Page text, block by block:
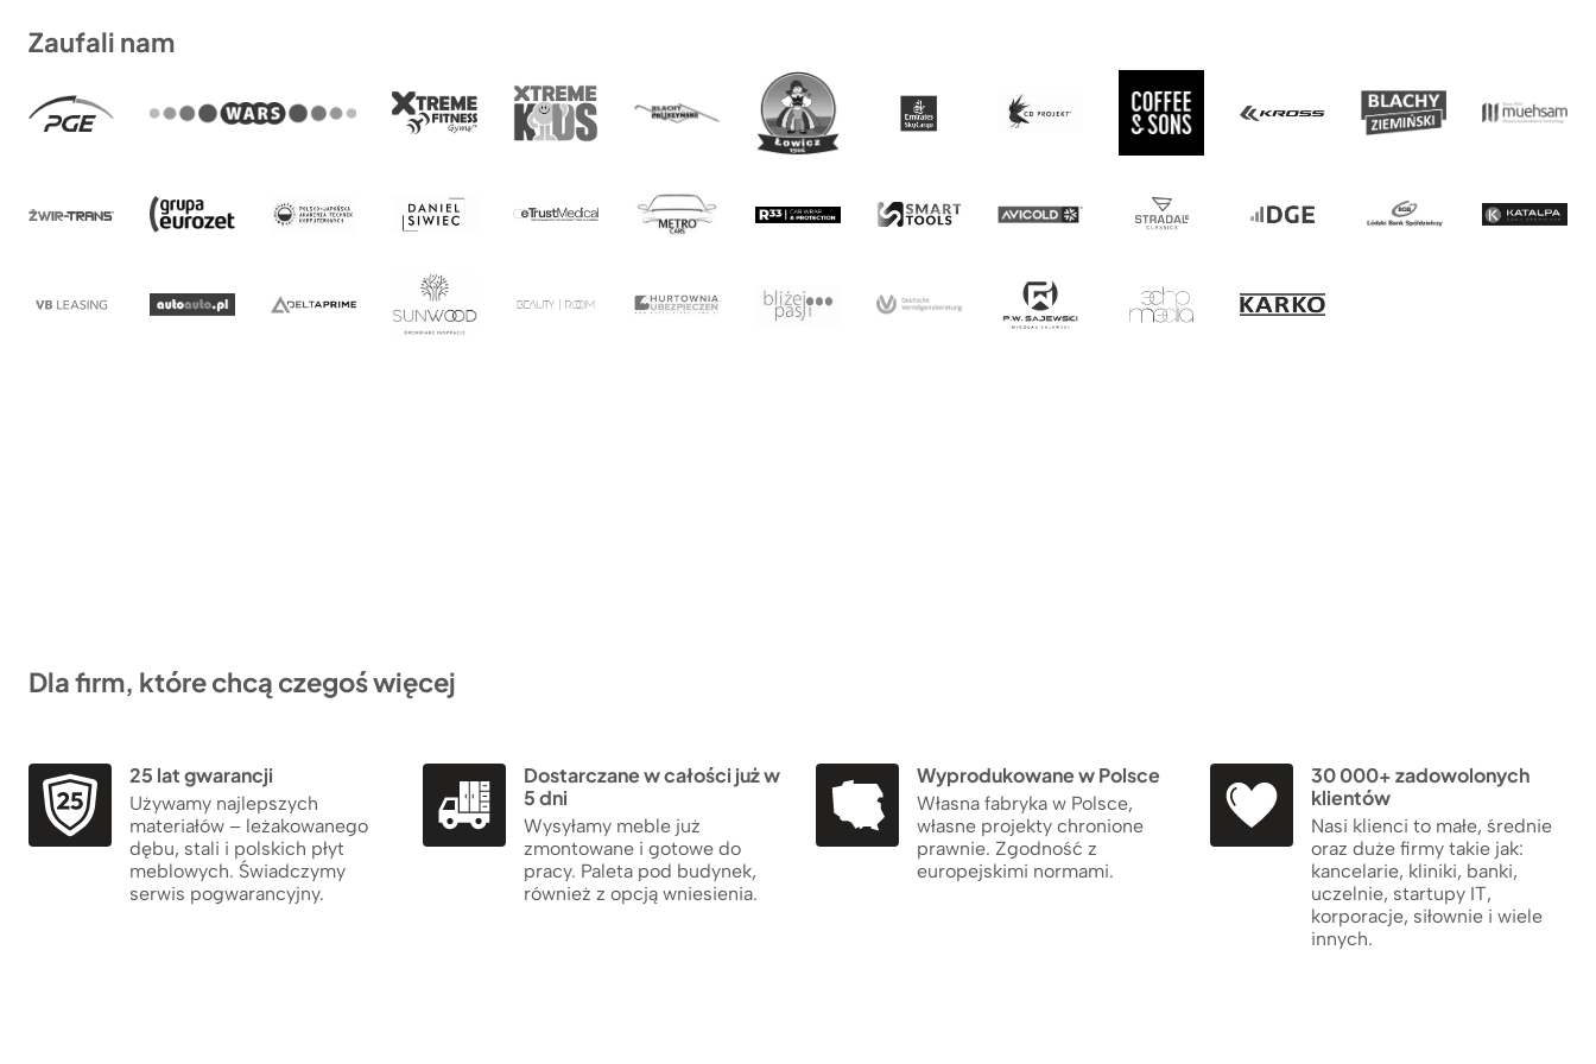
Zaufali nam
Dla firm, które chcą czegoś więcej
25 lat gwarancji
Używamy najlepszych
materiałów – leżakowanego
dębu, stali i polskich płyt
meblowych. Świadczymy
serwis pogwarancyjny.
Dostarczane w całości już w
5 dni
Wysyłamy meble już
zmontowane i gotowe do
pracy. Paleta pod budynek,
również z opcją wniesienia.
Wyprodukowane w Polsce
Własna fabryka w Polsce,
własne projekty chronione
prawnie. Zgodność z
europejskimi normami.
30 000+ zadowolonych
klientów
Nasi klienci to małe, średnie
oraz duże firmy takie jak:
kancelarie, kliniki, banki,
uczelnie, startupy IT,
korporacje, siłownie i wiele
innych.